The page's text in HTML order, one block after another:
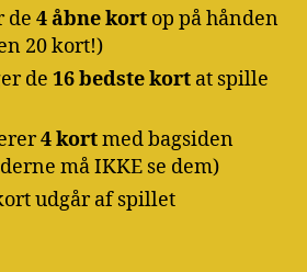
de 4 åbne kort op på hånden
20 kort!)
de 16 bedste kort at spille
4 kortmed bagsiden
må IKKE se dem)
udgår af spillet